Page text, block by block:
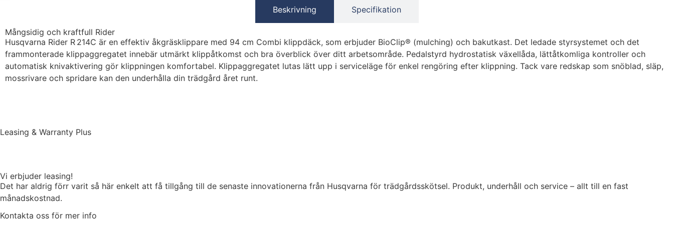
Beskrivning Specifikation
Mångsidig och kraftfull Rider
Husqvarna Rider R 214C är en effektiv åkgräsklippare med 94 cm Combi klippdäck, som erbjuder BioClip® (mulching) och bakutkast. Det ledade styrsystemet och det
frammonterade klippaggregatet innebär utmärkt klippåtkomst och bra överblick över ditt arbetsområde. Pedalstyrd hydrostatisk växellåda, lättåtkomliga kontroller och
automatisk knivaktivering gör klippningen komfortabel. Klippaggregatet lutas lätt upp i serviceläge för enkel rengöring efter klippning. Tack vare redskap som snöblad, släp,
mossrivare och spridare kan den underhålla din trädgård året runt.
Leasing & Warranty Plus
Vi erbjuder leasing!
Det har aldrig förr varit så här enkelt att få tillgång till de senaste innovationerna från Husqvarna för trädgårdsskötsel. Produkt, underhåll och service – allt till en fast
månadskostnad.
Kontakta oss för mer info